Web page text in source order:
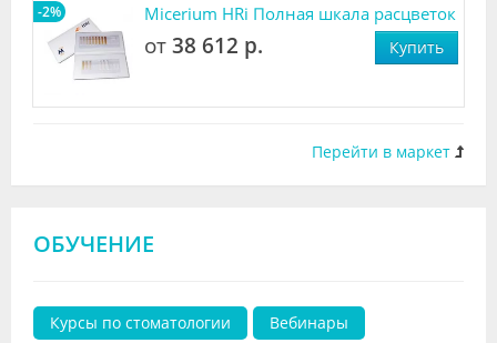
-2% Micerium HRi Полная шкала расцветок
от 38 612 р. Купить
Перейти в маркет
ОБУЧЕНИЕ
Курсы по стоматологии
Вебинары